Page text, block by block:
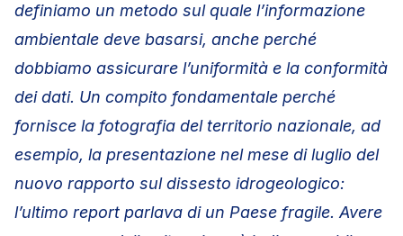
definiamo un metodo sul quale l’informazione
ambientale deve basarsi, anche perché
dobbiamo assicurare l’uniformità e la conformità
dei dati. Un compito fondamentale perché
fornisce la fotografia del territorio nazionale, ad
esempio, la presentazione nel mese di luglio del
nuovo rapporto sul dissesto idrogeologico:
l’ultimo report parlava di un Paese fragile. Avere